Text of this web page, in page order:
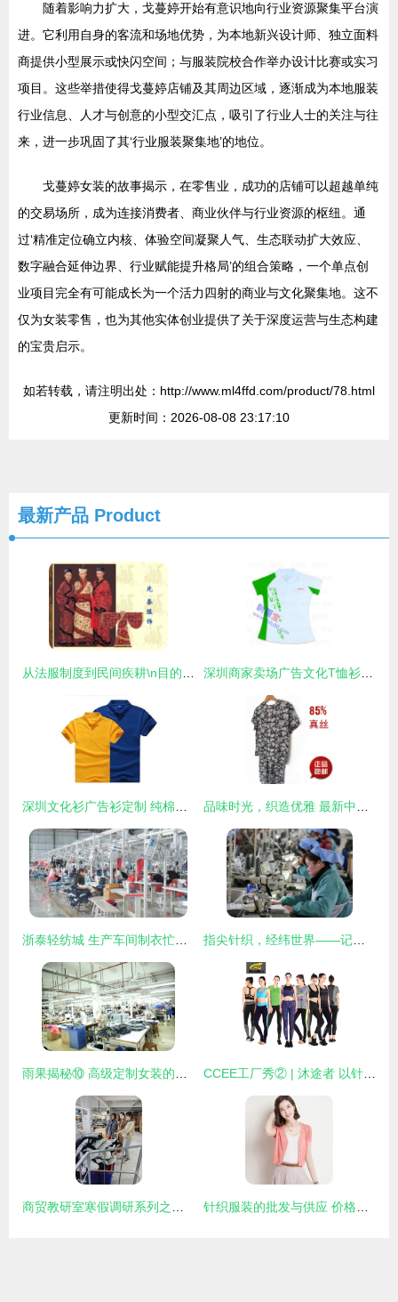
随着影响力扩大，戈蔓婷开始有意识地向行业资源聚集平台演
进。它利用自身的客流和场地优势，为本地新兴设计师、独立面料
商提供小型展示或快闪空间；与服装院校合作举办设计比赛或实习
项目。这些举措使得戈蔓婷店铺及其周边区域，逐渐成为本地服装
行业信息、人才与创意的小型交汇点，吸引了行业人士的关注与往
来，进一步巩固了其‘行业服装聚集地’的地位。
戈蔓婷女装的故事揭示，在零售业，成功的店铺可以超越单纯
的交易场所，成为连接消费者、商业伙伴与行业资源的枢纽。通
过‘精准定位确立内核、体验空间凝聚人气、生态联动扩大效应、
数字融合延伸边界、行业赋能提升格局’的组合策略，一个单点创
业项目完全有可能成长为一个活力四射的商业与文化聚集地。这不
仅为女装零售，也为其他实体创业提供了关于深度运营与生态构建
的宝贵启示。
如若转载，请注明出处：http://www.ml4ffd.com/product/78.html
更新时间：2026-08-08 23:17:10
最新产品 Product